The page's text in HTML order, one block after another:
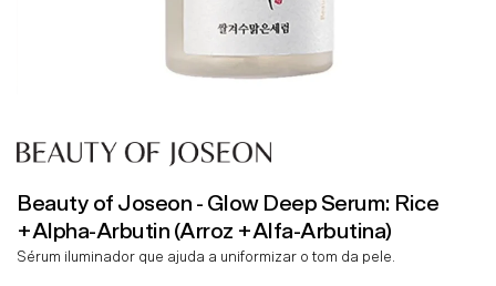
Beauty of Joseon - Glow Deep Serum: Rice
+Alpha-Arbutin (Arroz +Alfa-Arbutina)
Sérum iluminador que ajuda a uniformizar o tom da pele.